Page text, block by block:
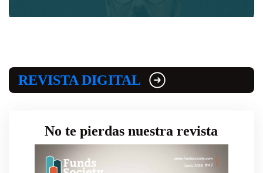
REVISTA DIGITAL
No te pierdas nuestra revista